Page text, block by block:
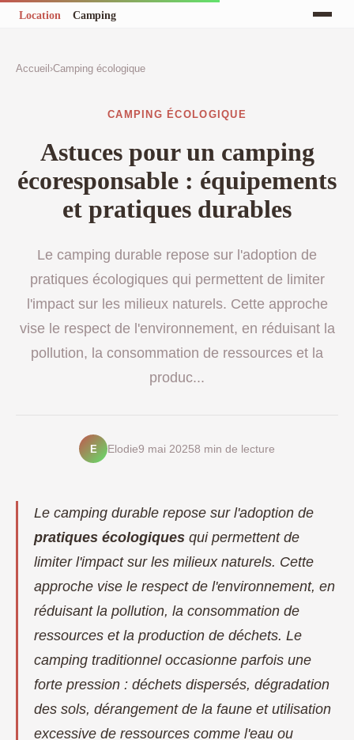
Accueil ›Camping écologique
CAMPING ÉCOLOGIQUE
Astuces pour un camping
écoresponsable : équipements
et pratiques durables
Le camping durable repose sur l'adoption de
pratiques écologiques qui permettent de limiter
l'impact sur les milieux naturels. Cette approche
vise le respect de l'environnement, en réduisant la
pollution, la consommation de ressources et la
produc...
E Elodie9 mai 20258 min de lecture
Le camping durable repose sur l'adoption de
pratiques écologiques qui permettent de
limiter l'impact sur les milieux naturels. Cette
approche vise le respect de l'environnement, en
réduisant la pollution, la consommation de
ressources et la production de déchets. Le
camping traditionnel occasionne parfois une
forte pression : déchets dispersés, dégradation
des sols, dérangement de la faune et utilisation
excessive de ressources comme l'eau ou